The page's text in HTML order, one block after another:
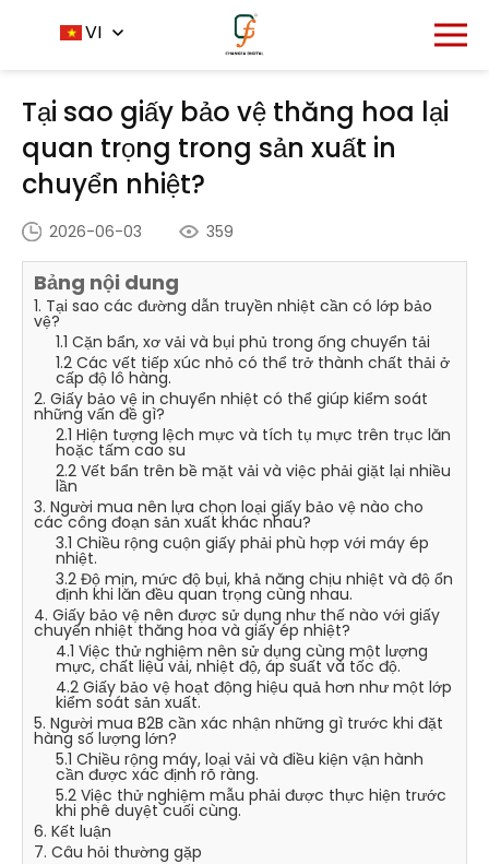
VI
Trang chủ - Trung tâm tin tức
Tại sao giấy bảo vệ
thăng hoa lại quan trọng trong sản xuất in chuyển nhiệt?
Tại sao giấy bảo vệ thăng hoa lại
quan trọng trong sản xuất in
chuyển nhiệt?
2026-06-03 359
Bảng nội dung
1. Tại sao các đường dẫn truyền nhiệt cần có lớp bảo
vệ?
1.1 Cặn bẩn, xơ vải và bụi phủ trong ống chuyển tải
1.2 Các vết tiếp xúc nhỏ có thể trở thành chất thải ở
cấp độ lô hàng.
2. Giấy bảo vệ in chuyển nhiệt có thể giúp kiểm soát
những vấn đề gì?
2.1 Hiện tượng lệch mực và tích tụ mực trên trục lăn
hoặc tấm cao su
2.2 Vết bẩn trên bề mặt vải và việc phải giặt lại nhiều
lần
3. Người mua nên lựa chọn loại giấy bảo vệ nào cho
các công đoạn sản xuất khác nhau?
3.1 Chiều rộng cuộn giấy phải phù hợp với máy ép
nhiệt.
3.2 Độ mịn, mức độ bụi, khả năng chịu nhiệt và độ ổn
định khi lăn đều quan trọng cùng nhau.
4. Giấy bảo vệ nên được sử dụng như thế nào với giấy
chuyển nhiệt thăng hoa và giấy ép nhiệt?
4.1 Việc thử nghiệm nên sử dụng cùng một lượng
mực, chất liệu vải, nhiệt độ, áp suất và tốc độ.
4.2 Giấy bảo vệ hoạt động hiệu quả hơn như một lớp
kiểm soát sản xuất.
5. Người mua B2B cần xác nhận những gì trước khi đặt
hàng số lượng lớn?
5.1 Chiều rộng máy, loại vải và điều kiện vận hành
cần được xác định rõ ràng.
5.2 Việc thử nghiệm mẫu phải được thực hiện trước
khi phê duyệt cuối cùng.
6. Kết luận
7. Câu hỏi thường gặp